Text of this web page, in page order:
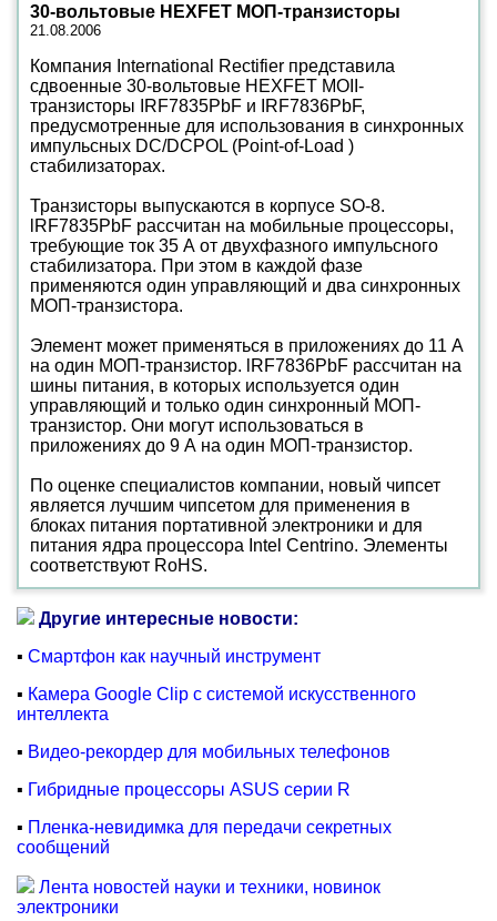
30-вольтовые HEXFET МОП-транзисторы
21.08.2006
Компания International Rectifier представила
сдвоенные 30-вольтовые HEXFET MOII-
транзисторы IRF7835PbF и IRF7836PbF,
предусмотренные для использования в синхронных
импульсных DC/DCPOL (Point-of-Load )
стабилизаторах.
Транзисторы выпускаются в корпусе SO-8.
lRF7835PbF рассчитан на мобильные процессоры,
требующие ток 35 А от двухфазного импульсного
стабилизатора. При этом в каждой фазе
применяются один управляющий и два синхронных
МОП-транзистора.
Элемент может применяться в приложениях до 11 А
на один МОП-транзистор. lRF7836PbF рассчитан на
шины питания, в которых используется один
управляющий и только один синхронный МОП-
транзистор. Они могут использоваться в
приложениях до 9 А на один МОП-транзистор.
По оценке специалистов компании, новый чипсет
является лучшим чипсетом для применения в
блоках питания портативной электроники и для
питания ядра процессора Intel Centrino. Элементы
соответствуют RoHS.
Другие интересные новости:
▪ Смартфон как научный инструмент
▪ Камера Google Clip с системой искусственного
интеллекта
▪ Видео-рекордер для мобильных телефонов
▪ Гибридные процессоры ASUS серии R
▪ Пленка-невидимка для передачи секретных
сообщений
Лента новостей науки и техники, новинок
электроники